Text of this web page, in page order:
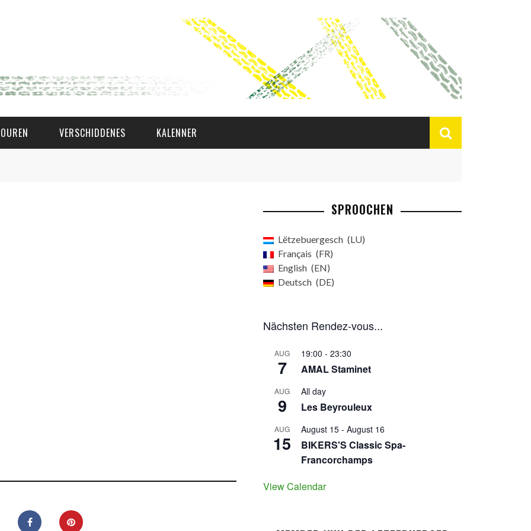
VERSCHIDDENES KALENNER
SPROOCHEN
Lëtzebuergesch
LU
Français
FR
English
EN
Deutsch
DE
Nächsten Rendez-vous...
AUG
7
19:00 - 23:30
AMAL Staminet
AUG
9
All day
Les Beyrouleux
AUG
15
August 15 - August 16
BIKERS'S Classic Spa-
Francorchamps
View Calendar